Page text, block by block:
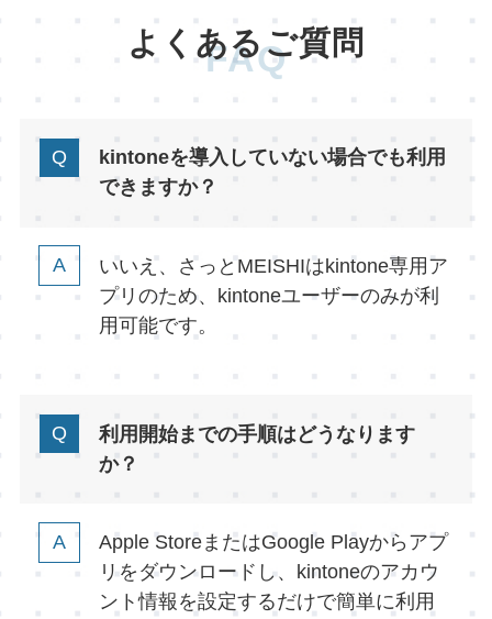
FAQ
よくあるご質問
kintoneを導入していない場合でも利用
できますか？
いいえ、さっとMEISHIはkintone専用ア
プリのため、kintoneユーザーのみが利
用可能です。
利用開始までの手順はどうなります
か？
Apple StoreまたはGoogle Playからアプ
リをダウンロードし、kintoneのアカウ
ント情報を設定するだけで簡単に利用